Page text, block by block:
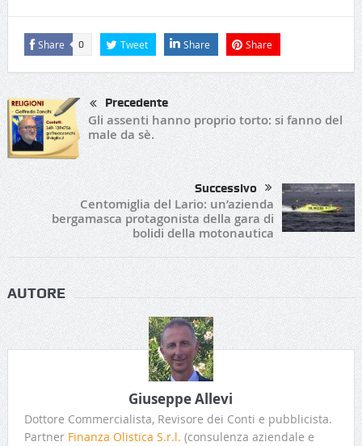
Share 0 Tweet Share Share
Precedente
Gli assenti hanno proprio torto: si fanno del
male da sè.
Successivo
Centomiglia del Lario: un’azienda
bergamasca protagonista della gara di
bolidi della motonautica
AUTORE
Giuseppe Allevi
Dottore Commercialista, Revisore dei Conti e pubblicista.
Partner Finanza Olistica S.r.l. (consulenza aziendale e